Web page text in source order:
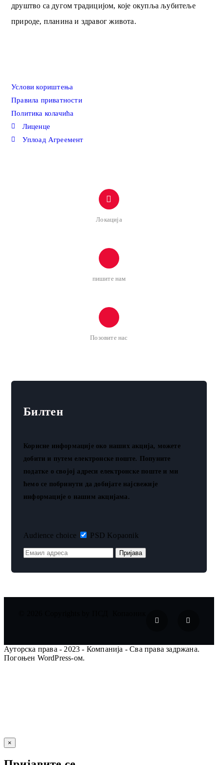
друштво са дугом традицијом, које окупља љубитеље
природе, планина и здравог живота.
Услови кориштења
Правила приватности
Политика колачића
Лиценце
Уплоад Агреемент
Локација
пишите нам
Позовите нас
Билтен
Корисне информације око наших акција, можете
добити и путем електронске поште. Попуните
податке о својој адреси електронске поште и ми
ћемо се побринути да добијате најсвежије
информације о нашим акцијама.
Audience choice PSD Kopaonik
Ауторска права - 2023 - Компанија - Сва права задржана.
Погоњен WordPress-ом.
×